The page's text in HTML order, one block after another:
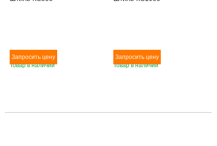
Товар в наличии Товар в наличии